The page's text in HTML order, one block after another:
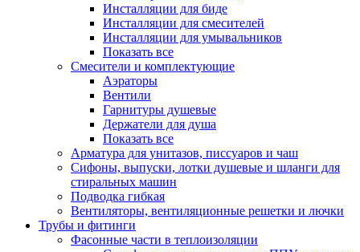
Инсталляции для биде
Инсталляции для смесителей
Инсталляции для умывальников
Показать все
Смесители и комплектующие
Аэраторы
Вентили
Гарнитуры душевые
Держатели для душа
Показать все
Арматура для унитазов, писсуаров и чаш
Сифоны, выпуски, лотки душевые и шланги для
стиральных машин
Подводка гибкая
Вентиляторы, вентиляционные решетки и лючки
Трубы и фитинги
Фасонные части в теплоизоляции